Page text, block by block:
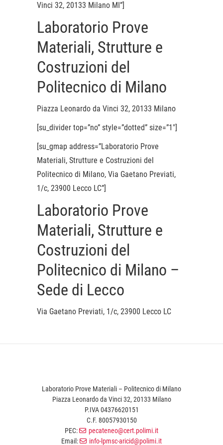
Vinci 32, 20133 Milano MI”]
Laboratorio Prove
Materiali, Strutture e
Costruzioni del
Politecnico di Milano
Piazza Leonardo da Vinci 32, 20133 Milano
[su_divider top=”no” style=”dotted” size=”1″]
[su_gmap address=”Laboratorio Prove
Materiali, Strutture e Costruzioni del
Politecnico di Milano, Via Gaetano Previati,
1/c, 23900 Lecco LC”]
Laboratorio Prove
Materiali, Strutture e
Costruzioni del
Politecnico di Milano –
Sede di Lecco
Via Gaetano Previati, 1/c, 23900 Lecco LC
Laboratorio Prove Materiali – Politecnico di Milano
Piazza Leonardo da Vinci 32, 20133 Milano
P.IVA 04376620151
C.F. 80057930150
PEC:
pecateneo@cert.polimi.it
Email:
info-lpmsc-aricid@polimi.it